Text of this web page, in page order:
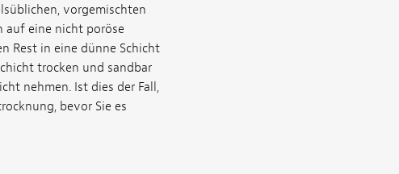
vorgemischten
auf eine nicht poröse
Rest in eine dünne Schicht
trocken und sandbar
nehmen. Ist dies der Fall,
bevor Sie es